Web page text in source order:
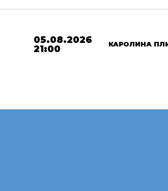
05.08.2026
21:00
КАРОЛИНА